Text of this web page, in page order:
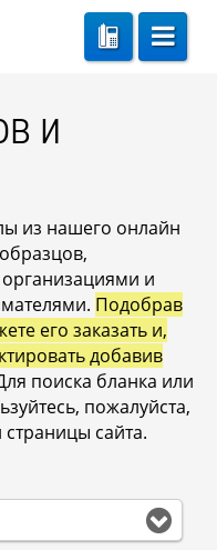
и
из нашего онлайн
и
Подобрав
его заказать и,
добавив
поиска бланка или
пожалуйста,
сайта.